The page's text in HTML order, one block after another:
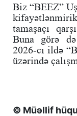
Biz “BEEZ”
tamaşaçı
Buna görə
2026-cı ildə
üzərində
© Müəllif